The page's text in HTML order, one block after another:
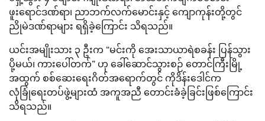
ဖူးရောင်ဒဏ်ရာ၊ ညာဘက်လက်မောင်းနှင့် ကျောကုန်းတို့တွင်
ညိုမဲဒဏ်ရာများ ရရှိခဲ့ကြောင်း သိရသည်။
ယင်းအမျိုးသား ၃ ဦးက “မင်းကို အေးသာယာရဲစခန်း ပြန်သွား
ပို့မယ်၊ ကားပေါ်တက်” ဟု ခေါ်ဆောင်သွားစဉ် တောင်ကြီးမြို့
အထွက် စစ်ဆေးရေးဂိတ်အရောက်တွင် ကိုဒိန်းဒေါင်က
လုံခြုံရေးတပ်ဖွဲ့များထံ အကူအညီ တောင်းခံခဲ့ခြင်းဖြစ်ကြောင်း
သိရသည်။